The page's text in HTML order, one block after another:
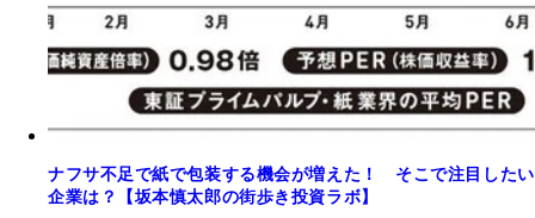
ナフサ不足で紙で包装する機会が増えた！ そこで注目したい
企業は？【坂本慎太郎の街歩き投資ラボ】